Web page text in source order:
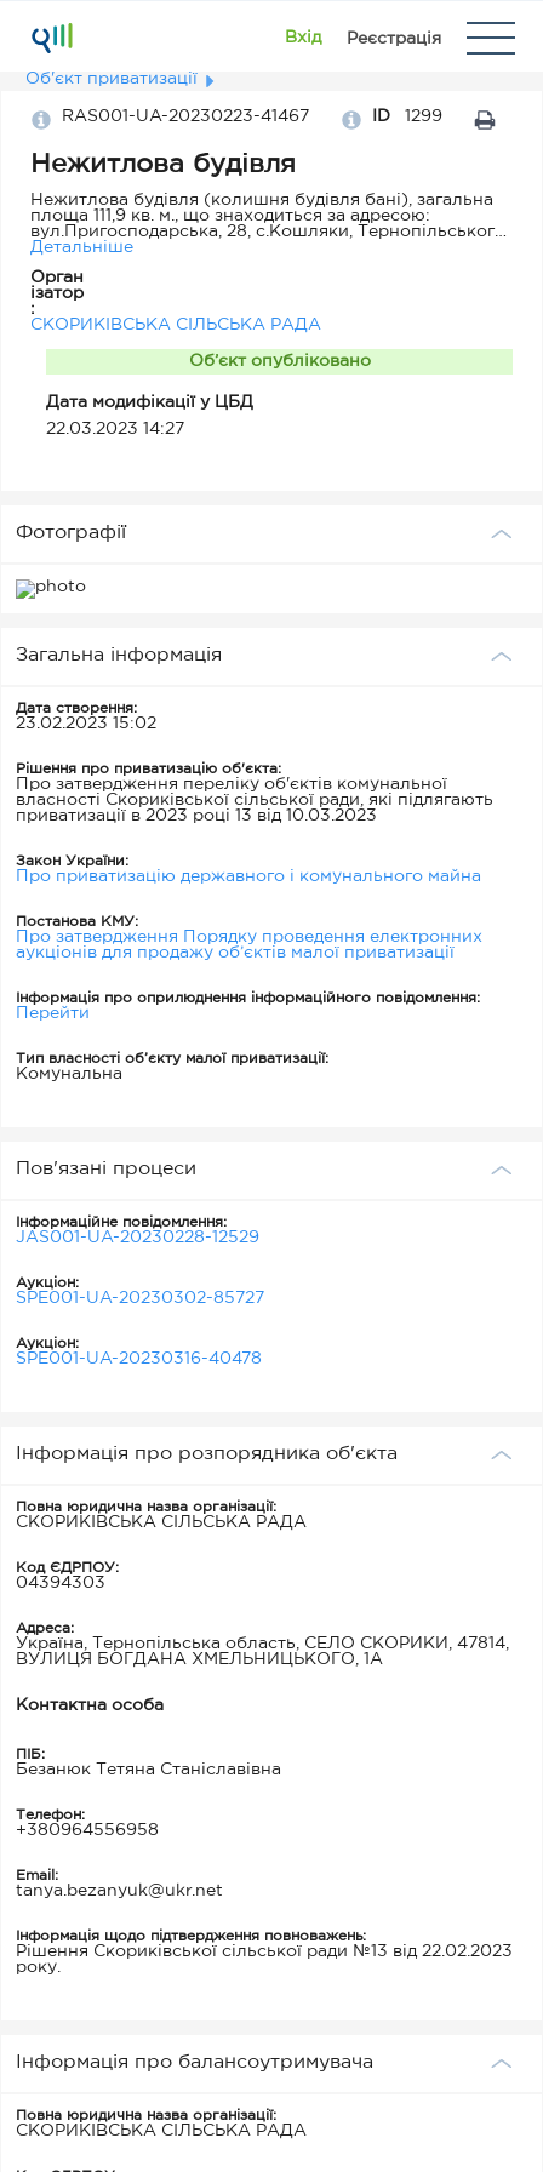
Вхід Реєстрація
Об'єкт приватизації
RAS001-UA-20230223-41467 ID 1299
Нежитлова будівля
Нежитлова будівля (колишня будівля бані), загальна
площа 111,9 кв. м., що знаходиться за адресою:
вул.Пригосподарська, 28, с.Кошляки, Тернопільського
району, Тернопільської області
Детальніше
Орган
ізатор
:
СКОРИКІВСЬКА СІЛЬСЬКА РАДА
Об’єкт опубліковано
Дата модифікації у ЦБД
22.03.2023 14:27
Фотографії
Загальна інформація
Дата створення:
23.02.2023 15:02
Рішення про приватизацію об'єкта:
Про затвердження переліку об'єктів комунальної
власності Скориківської сільської ради, які підлягають
приватизації в 2023 році 13 від 10.03.2023
Закон України:
Про приватизацію державного і комунального майна
Постанова КМУ:
Про затвердження Порядку проведення електронних
аукціонів для продажу об’єктів малої приватизації
Інформація про оприлюднення інформаційного повідомлення:
Перейти
Тип власності об’єкту малої приватизації:
Комунальна
Пов'язані процеси
Інформаційне повідомлення:
JAS001-UA-20230228-12529
Аукціон:
SPE001-UA-20230302-85727
Аукціон:
SPE001-UA-20230316-40478
Інформація про розпорядника об'єкта
Повна юридична назва організації:
СКОРИКІВСЬКА СІЛЬСЬКА РАДА
Код ЄДРПОУ:
04394303
Адреса:
Україна, Тернопільська область, СЕЛО СКОРИКИ, 47814,
ВУЛИЦЯ БОГДАНА ХМЕЛЬНИЦЬКОГО, 1А
Контактна особа
ПІБ:
Безанюк Тетяна Станіславівна
Телефон:
+380964556958
Email:
tanya.bezanyuk@ukr.net
Інформація щодо підтвердження повноважень:
Рішення Скориківської сільської ради №13 від 22.02.2023
року.
Інформація про балансоутримувача
Повна юридична назва організації:
СКОРИКІВСЬКА СІЛЬСЬКА РАДА